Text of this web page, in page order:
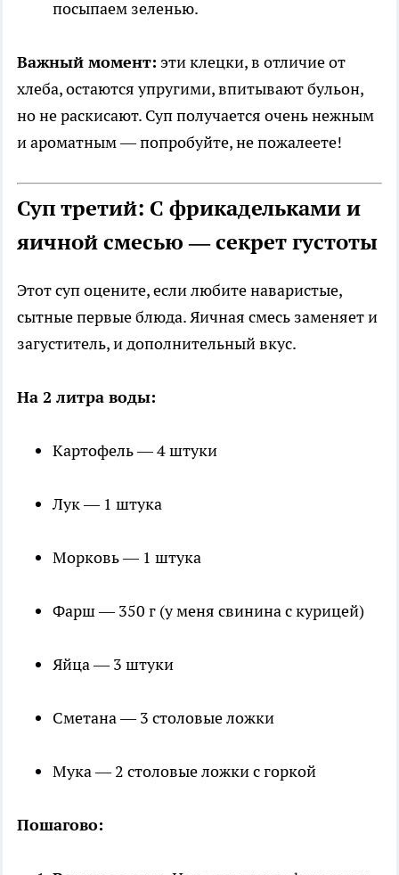
посыпаем зеленью.
Важный момент: эти клецки, в отличие от
хлеба, остаются упругими, впитывают бульон,
но не раскисают. Суп получается очень нежным
и ароматным — попробуйте, не пожалеете!
Суп третий: С фрикадельками и
яичной смесью — секрет густоты
Этот суп оцените, если любите наваристые,
сытные первые блюда. Яичная смесь заменяет и
загуститель, и дополнительный вкус.
На 2 литра воды:
Картофель — 4 штуки
Лук — 1 штука
Морковь — 1 штука
Фарш — 350 г (у меня свинина с курицей)
Яйца — 3 штуки
Сметана — 3 столовые ложки
Мука — 2 столовые ложки с горкой
Пошагово: